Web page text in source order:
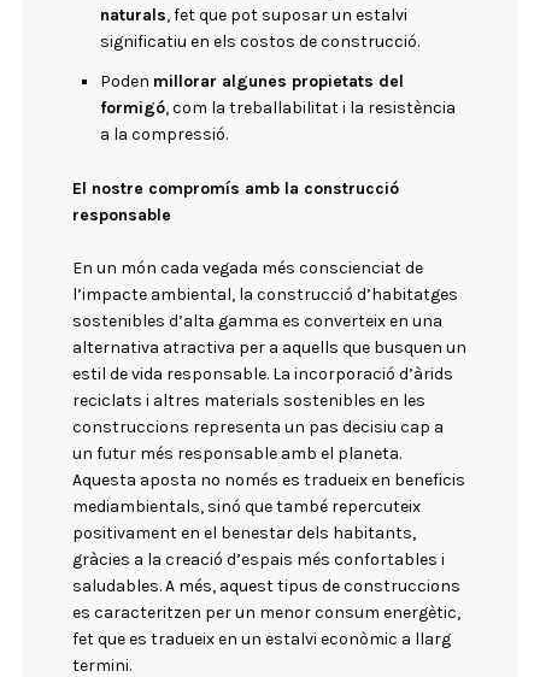
naturals, fet que pot suposar un estalvi
significatiu en els costos de construcció.
Poden millorar algunes propietats del
formigó, com la treballabilitat i la resistència
a la compressió.
El nostre compromís amb la construcció
responsable
En un món cada vegada més conscienciat de
l’impacte ambiental, la construcció d’habitatges
sostenibles d’alta gamma es converteix en una
alternativa atractiva per a aquells que busquen un
estil de vida responsable. La incorporació d’àrids
reciclats i altres materials sostenibles en les
construccions representa un pas decisiu cap a
un futur més responsable amb el planeta.
Aquesta aposta no només es tradueix en beneficis
mediambientals, sinó que també repercuteix
positivament en el benestar dels habitants,
gràcies a la creació d’espais més confortables i
saludables. A més, aquest tipus de construccions
es caracteritzen per un menor consum energètic,
fet que es tradueix en un estalvi econòmic a llarg
termini.